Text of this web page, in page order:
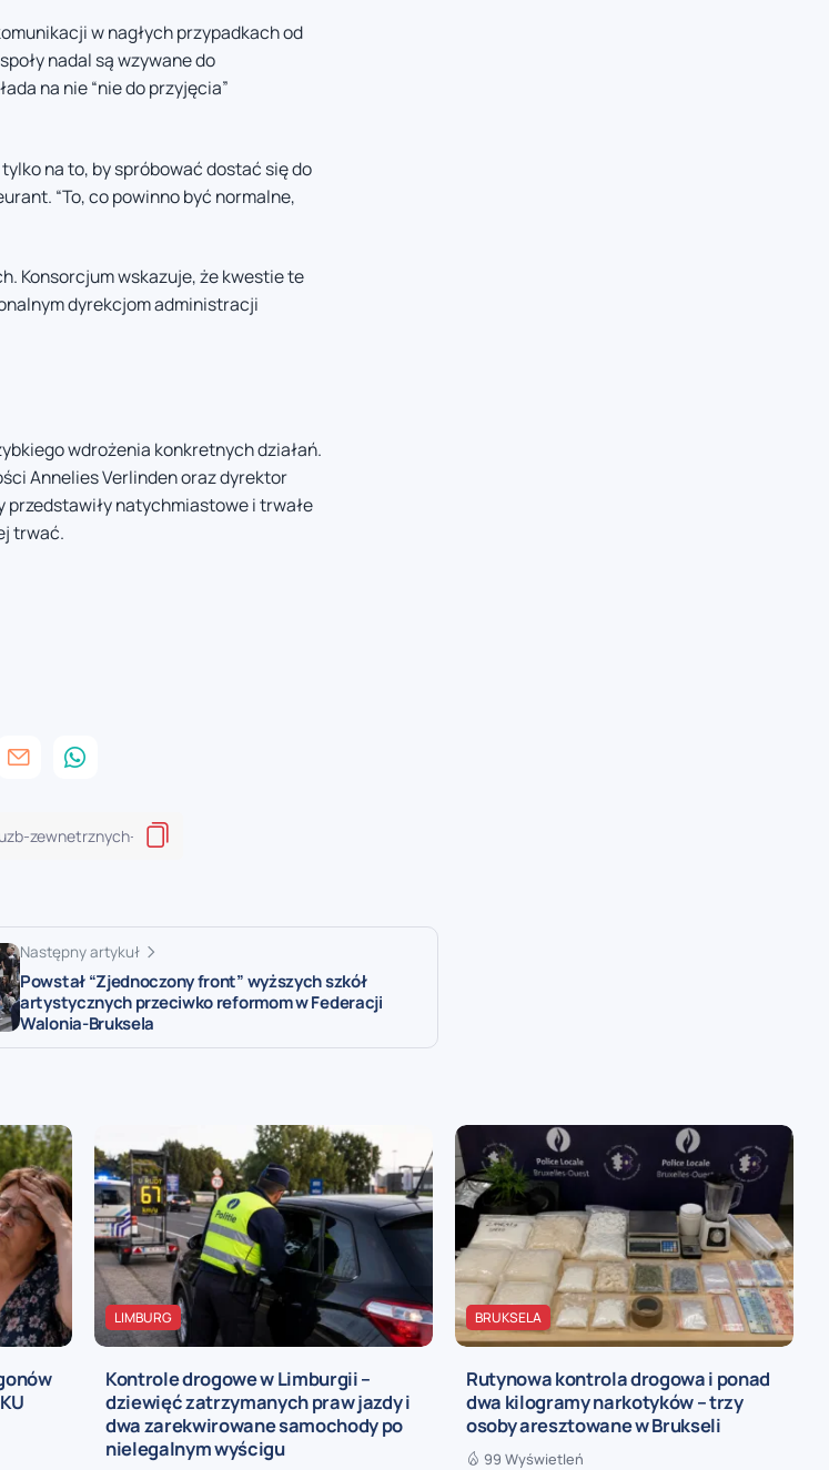
w nagłych przypadkach od
nadal są wzywane do
na nie “nie do przyjęcia”
na to, by spróbować dostać się do
“To, co powinno być normalne,
Konsorcjum wskazuje, że kwestie te
dyrekcjom administracji
wdrożenia konkretnych działań.
Annelies Verlinden oraz dyrektor
natychmiastowe i trwałe
trwać.
Następny artykuł
Powstał “Zjednoczony front” wyższych szkół
artystycznych przeciwko reformom w Federacji
Walonia-Bruksela
LIMBURG
Kontrole drogowe w Limburgii –
dziewięć zatrzymanych praw jazdy i
dwa zarekwirowane samochody po
nielegalnym wyścigu
BRUKSELA
Rutynowa kontrola drogowa i ponad
dwa kilogramy narkotyków – trzy
osoby aresztowane w Brukseli
99 Wyświetleń